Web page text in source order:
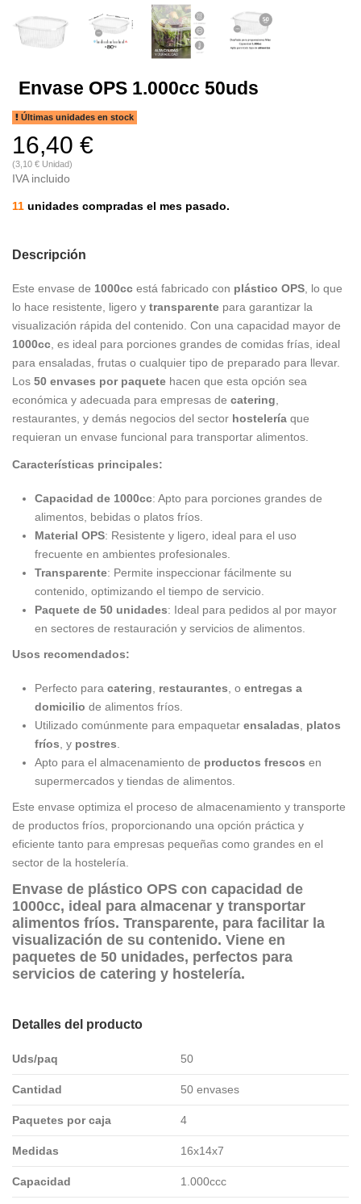
Envase OPS 1.000cc 50uds
Últimas unidades en stock
16,40 €
(3,10 € Unidad)
IVA incluido
11 unidades compradas el mes pasado.
Descripción
Este envase de 1000cc está fabricado con plástico OPS , lo que
lo hace resistente, ligero y transparente para garantizar la
visualización rápida del contenido. Con una capacidad mayor de
1000cc , es ideal para porciones grandes de comidas frías, ideal
para ensaladas, frutas o cualquier tipo de preparado para llevar.
Los 50 envases por paquete hacen que esta opción sea
económica y adecuada para empresas de catering
restaurantes, y demás negocios del sector hostelería que
requieran un envase funcional para transportar alimentos.
Características principales:
Capacidad de 1000cc: Apto para porciones grandes de
alimentos, bebidas o platos fríos.
Material OPS: Resistente y ligero, ideal para el uso
frecuente en ambientes profesionales.
Transparente: Permite inspeccionar fácilmente su
contenido, optimizando el tiempo de servicio.
Paquete de 50 unidades: Ideal para pedidos al por mayor
en sectores de restauración y servicios de alimentos.
Usos recomendados:
Perfecto para catering, restaurantes, o entregas a
domicilio de alimentos fríos.
Utilizado comúnmente para empaquetar ensaladas, platos
fríos, y postres.
Apto para el almacenamiento de productos frescos en
supermercados y tiendas de alimentos.
Este envase optimiza el proceso de almacenamiento y transporte
de productos fríos, proporcionando una opción práctica y
eficiente tanto para empresas pequeñas como grandes en el
sector de la hostelería.
Envase de plástico OPS con capacidad de
1000cc, ideal para almacenar y transportar
alimentos fríos. Transparente, para facilitar la
visualización de su contenido. Viene en
paquetes de 50 unidades, perfectos para
servicios de catering y hostelería.
Detalles del producto
Uds/paq 50
Cantidad 50 envases
Paquetes por caja 4
Medidas 16x14x7
Capacidad 1.000ccc